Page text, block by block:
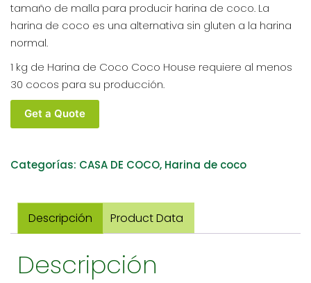
tamaño de malla para producir harina de coco. La
harina de coco es una alternativa sin gluten a la harina
normal.
1 kg de Harina de Coco Coco House requiere al menos
30 cocos para su producción.
COCO
HOUSE
DE
COCO
TARRO
PET
cantidad
Get a Quote
Categorías: CASA DE COCO, Harina de coco
Descripción Product Data
Descripción